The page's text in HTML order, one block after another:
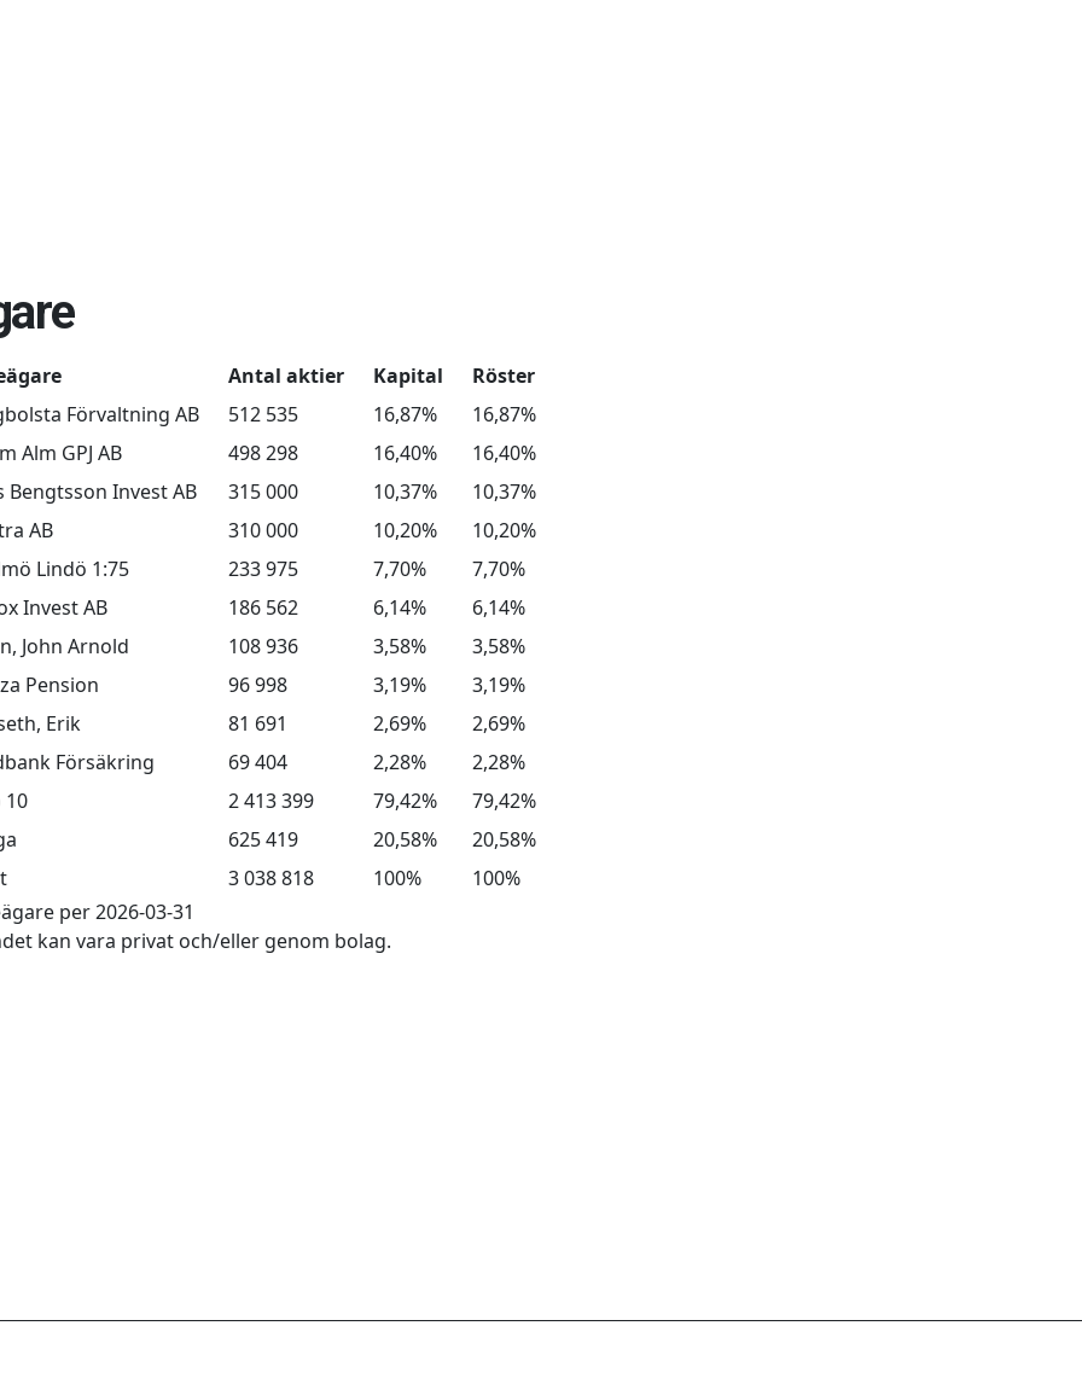
Antal aktier Kapital
Röster
Förvaltning AB
512 535 16,87%
16,87%
Alm GPJ AB
498 298 16,40%
16,40%
Bengtsson Invest AB
315 000 10,37%
10,37%
AB
310 000 10,20%
10,20%
Lindö 1:75
233 975 7,70%
7,70%
Invest AB
186 562 6,14%
6,14%
John Arnold
108 936 3,58%
3,58%
Pension
96 998 3,19%
3,19%
Erik
81 691 2,69%
2,69%
Försäkring
69 404 2,28%
2,28%
10
2 413 399 79,42%
79,42%
625 419 20,58%
20,58%
3 038 818 100%
100%
per 2026-03-31
kan vara privat och/eller genom bolag.